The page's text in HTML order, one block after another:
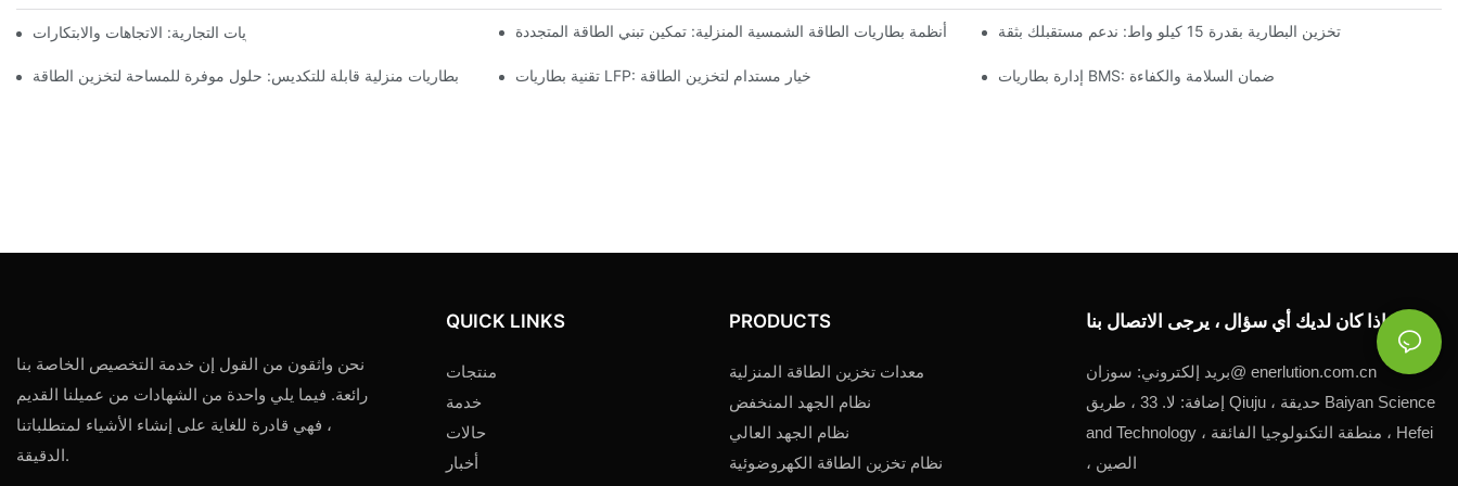
مستقبل تخزين البطاريات التجارية: الاتجاهات والابتكارات أنظمة بطاريات الطاقة الشمسية المنزلية: تمكين تبني الطاقة المتجددة تخزين البطارية بقدرة 15 كيلو واط: ندعم مستقبلك بثقة
بطاريات منزلية قابلة للتكديس: حلول موفرة للمساحة لتخزين الطاقة تقنية بطاريات LFP: خيار مستدام لتخزين الطاقة إدارة بطاريات BMS: ضمان السلامة والكفاءة
نحن واثقون من القول إن خدمة التخصيص الخاصة بنا
رائعة. فيما يلي واحدة من الشهادات من عميلنا القديم
، فهي قادرة للغاية على إنشاء الأشياء لمتطلباتنا
الدقيقة.
QUICK LINKS
منتجات
خدمة
حالات
أخبار
PRODUCTS
معدات تخزين الطاقة المنزلية
نظام الجهد المنخفض
نظام الجهد العالي
نظام تخزين الطاقة الكهروضوئية
إذا كان لديك أي سؤال ، يرجى الاتصال بنا.
بريد إلكتروني:سوزان@ enerlution.com.cn
إضافة: لا. 33 ، طريق Qiuju ، حديقة Baiyan Science
and Technology ، منطقة التكنولوجيا الفائقة ، Hefei
، الصين